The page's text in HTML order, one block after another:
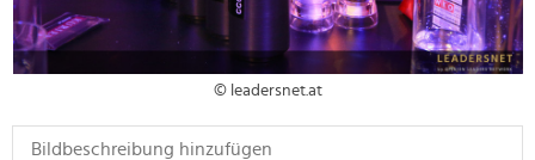
© leadersnet.at